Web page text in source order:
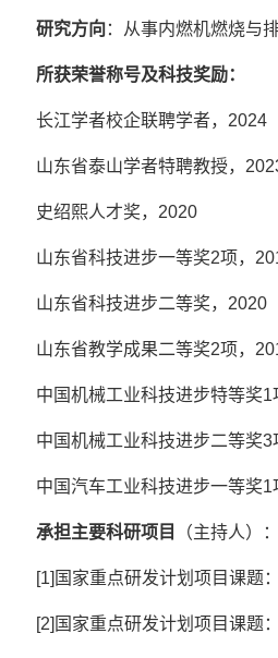
研究方向 ：从事内燃机燃烧与
所获荣誉称号及科技奖励：
长江学者校企联聘学者， 2024
山东省泰山学者特聘教授，
史绍熙人才奖， 2020
山东省科技进步一等奖2项，
山东省科技进步二等奖， 2020
山东省教学成果二等奖2项，
中国机械工业科技进步特等奖1
中国机械工业科技进步二等奖3
中国汽车工业科技进步一等奖1
承担主要科研项目 （主持人）：
[1] 国家重点研发计划项目课题
[2] 国家重点研发计划项目课题